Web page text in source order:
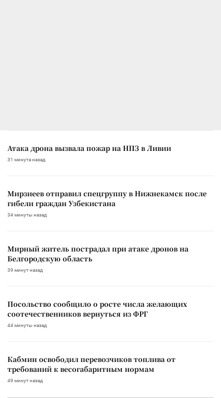
Атака дрона вызвала пожар на НПЗ в Ливии
31 минута назад
Мирзиеев отправил спецгруппу в Нижнекамск после
гибели граждан Узбекистана
34 минуты назад
Мирный житель пострадал при атаке дронов на
Белгородскую область
39 минут назад
Посольство сообщило о росте числа желающих
соотечественников вернуться из ФРГ
44 минуты назад
Кабмин освободил перевозчиков топлива от
требований к весогабаритным нормам
49 минут назад